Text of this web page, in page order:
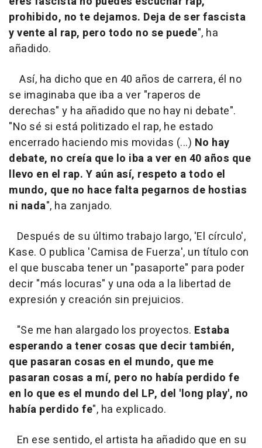
prohibido, no te dejamos. Deja de ser fascista
y vente al rap, pero todo no se puede", ha
añadido.
Así, ha dicho que en 40 años de carrera, él no
se imaginaba que iba a ver "raperos de
derechas" y ha añadido que no hay ni debate".
"No sé si está politizado el rap, he estado
encerrado haciendo mis movidas (...) No hay
debate, no creía que lo iba a ver en 40 años que
llevo en el rap. Y aún así, respeto a todo el
mundo, que no hace falta pegarnos de hostias
ni nada", ha zanjado.
Después de su último trabajo largo, 'El círculo',
Kase. O publica 'Camisa de Fuerza', un título con
el que buscaba tener un "pasaporte" para poder
decir "más locuras" y una oda a la libertad de
expresión y creación sin prejuicios.
"Se me han alargado los proyectos. Estaba
esperando a tener cosas que decir también,
que pasaran cosas en el mundo, que me
pasaran cosas a mí, pero no había perdido fe
en lo que es el mundo del LP, del 'long play', no
había perdido fe", ha explicado.
En ese sentido, el artista ha añadido que en su